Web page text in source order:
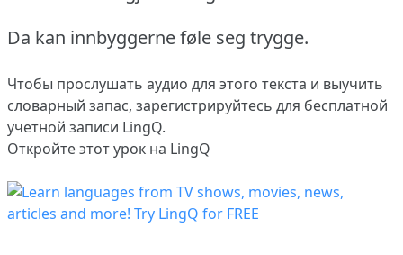
Da kan innbyggerne føle seg trygge.
Чтобы прослушать аудио для этого текста и выучить
словарный запас, зарегистрируйтесь для бесплатной
учетной записи LingQ.
Откройте этот урок на LingQ